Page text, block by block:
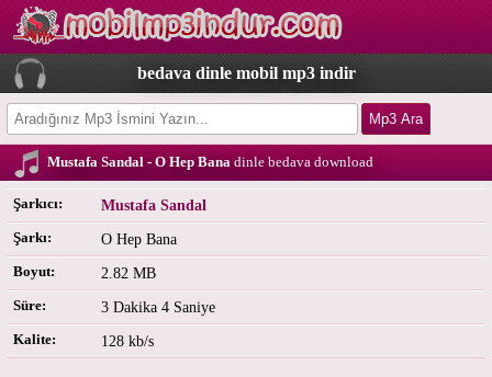
bedava dinle mobil mp3 indir
Mustafa Sandal - O Hep Bana dinle bedava download
Şarkıcı: Mustafa Sandal
Şarkı: O Hep Bana
Boyut: 2.82 MB
Süre: 3 Dakika 4 Saniye
Kalite: 128 kb/s